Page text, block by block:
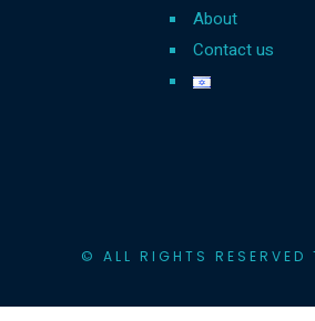
About
Contact us
© ALL RIGHTS RESERVED